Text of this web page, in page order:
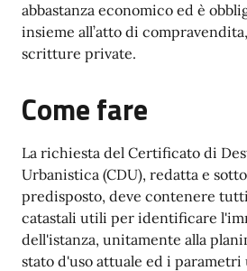
abbastanza economico ed è
insieme all’atto di
scritture private.
Come fare
La richiesta del Certificato di
Urbanistica (CDU), redatta e
predisposto, deve contenere
catastali utili per identificare
dell'istanza, unitamente alla
stato d'uso attuale ed i